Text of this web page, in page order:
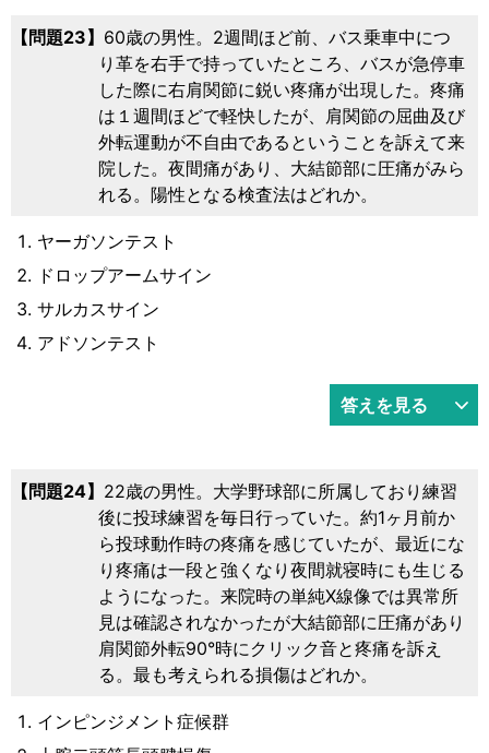
23
60歳の男性。2週間ほど前、バス乗車中につ
り革を右手で持っていたところ、バスが急停車
した際に右肩関節に鋭い疼痛が出現した。疼痛
は１週間ほどで軽快したが、肩関節の屈曲及び
外転運動が不自由であるということを訴えて来
院した。夜間痛があり、大結節部に圧痛がみら
れる。陽性となる検査法はどれか。
ヤーガソンテスト
ドロップアームサイン
サルカスサイン
アドソンテスト
答えを見る
24
22歳の男性。大学野球部に所属しており練習
後に投球練習を毎日行っていた。約1ヶ月前か
ら投球動作時の疼痛を感じていたが、最近にな
り疼痛は一段と強くなり夜間就寝時にも生じる
ようになった。来院時の単純X線像では異常所
見は確認されなかったが大結節部に圧痛があり
肩関節外転90°時にクリック音と疼痛を訴え
る。最も考えられる損傷はどれか。
インピンジメント症候群